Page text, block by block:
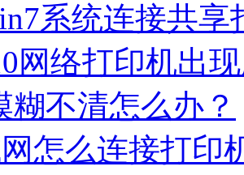
系统连接共
网络打印机出
糊不清怎么办？
怎么连接打印